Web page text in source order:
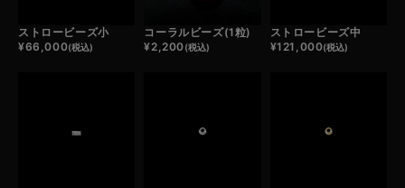
ストロービーズ小
¥66,000(税込)
コーラルビーズ(1粒)
¥2,200(税込)
ストロービーズ中
¥121,000(税込)